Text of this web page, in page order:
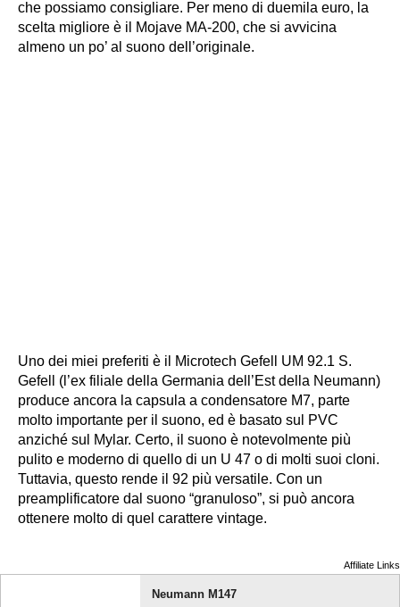
che possiamo consigliare. Per meno di duemila euro, la
scelta migliore è il Mojave MA-200, che si avvicina
almeno un po’ al suono dell’originale.
Uno dei miei preferiti è il Microtech Gefell UM 92.1 S.
Gefell (l’ex filiale della Germania dell’Est della Neumann)
produce ancora la capsula a condensatore M7, parte
molto importante per il suono, ed è basato sul PVC
anziché sul Mylar. Certo, il suono è notevolmente più
pulito e moderno di quello di un U 47 o di molti suoi cloni.
Tuttavia, questo rende il 92 più versatile. Con un
preamplificatore dal suono “granuloso”, si può ancora
ottenere molto di quel carattere vintage.
Affiliate Links
Neumann M147